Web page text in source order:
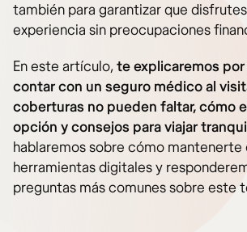
también para garantizar que
experiencia sin preocupaciones
En este artículo,te explicaremos
contar con un seguro médico al
coberturas no pueden faltar, cómo
opción y consejos para viajar
hablaremos sobre cómo
herramientas digitales y
preguntas más comunes sobre este